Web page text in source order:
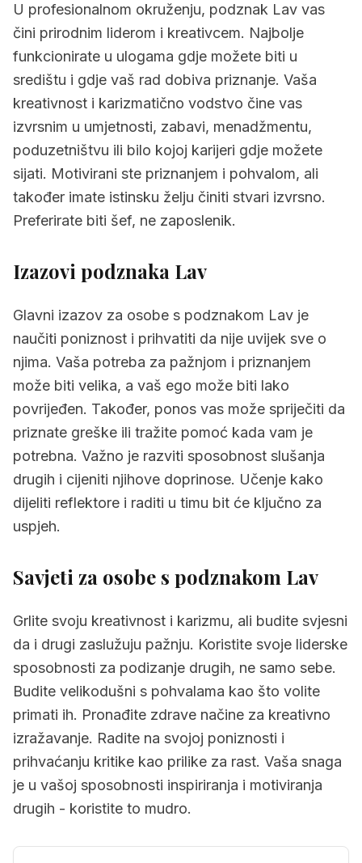
U profesionalnom okruženju, podznak Lav vas
čini prirodnim liderom i kreativcem. Najbolje
funkcionirate u ulogama gdje možete biti u
središtu i gdje vaš rad dobiva priznanje. Vaša
kreativnost i karizmatično vodstvo čine vas
izvrsnim u umjetnosti, zabavi, menadžmentu,
poduzetništvu ili bilo kojoj karijeri gdje možete
sijati. Motivirani ste priznanjem i pohvalom, ali
također imate istinsku želju činiti stvari izvrsno.
Preferirate biti šef, ne zaposlenik.
Izazovi podznaka Lav
Glavni izazov za osobe s podznakom Lav je
naučiti poniznost i prihvatiti da nije uvijek sve o
njima. Vaša potreba za pažnjom i priznanjem
može biti velika, a vaš ego može biti lako
povrijeđen. Također, ponos vas može spriječiti da
priznate greške ili tražite pomoć kada vam je
potrebna. Važno je razviti sposobnost slušanja
drugih i cijeniti njihove doprinose. Učenje kako
dijeliti reflektore i raditi u timu bit će ključno za
uspjeh.
Savjeti za osobe s podznakom Lav
Grlite svoju kreativnost i karizmu, ali budite svjesni
da i drugi zaslužuju pažnju. Koristite svoje liderske
sposobnosti za podizanje drugih, ne samo sebe.
Budite velikodušni s pohvalama kao što volite
primati ih. Pronađite zdrave načine za kreativno
izražavanje. Radite na svojoj poniznosti i
prihvaćanju kritike kao prilike za rast. Vaša snaga
je u vašoj sposobnosti inspiriranja i motiviranja
drugih - koristite to mudro.